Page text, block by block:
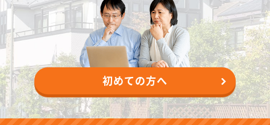
初めての方へ